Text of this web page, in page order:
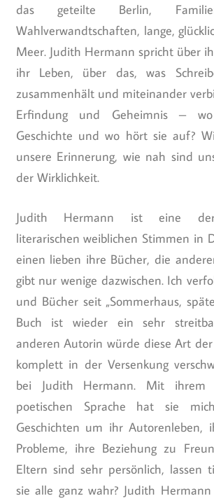
das geteilte Berlin,
Wahlverwandtschaften, lange,
Meer. Judith Hermann spricht über
ihr Leben, über das, was
zusammenhält und miteinander
Erfindung und Geheimnis –
Geschichte und wo hört sie auf?
unsere Erinnerung, wie nah sind
der Wirklichkeit.
Judith Hermann ist eine der
literarischen weiblichen Stimmen in
einen lieben ihre Bücher, die
gibt nur wenige dazwischen. Ich
und Bücher seit „Sommerhaus,
Buch ist wieder ein sehr
anderen Autorin würde diese Art
komplett in der Versenkung
bei Judith Hermann. Mit
poetischen Sprache hat sie
Geschichten um ihr Autorenleben,
Probleme, ihre Beziehung zu
Eltern sind sehr persönlich, lassen
sie alle ganz wahr? Judith